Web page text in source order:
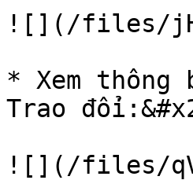
![](/files/
* Xem thông
Trao
![](/files/